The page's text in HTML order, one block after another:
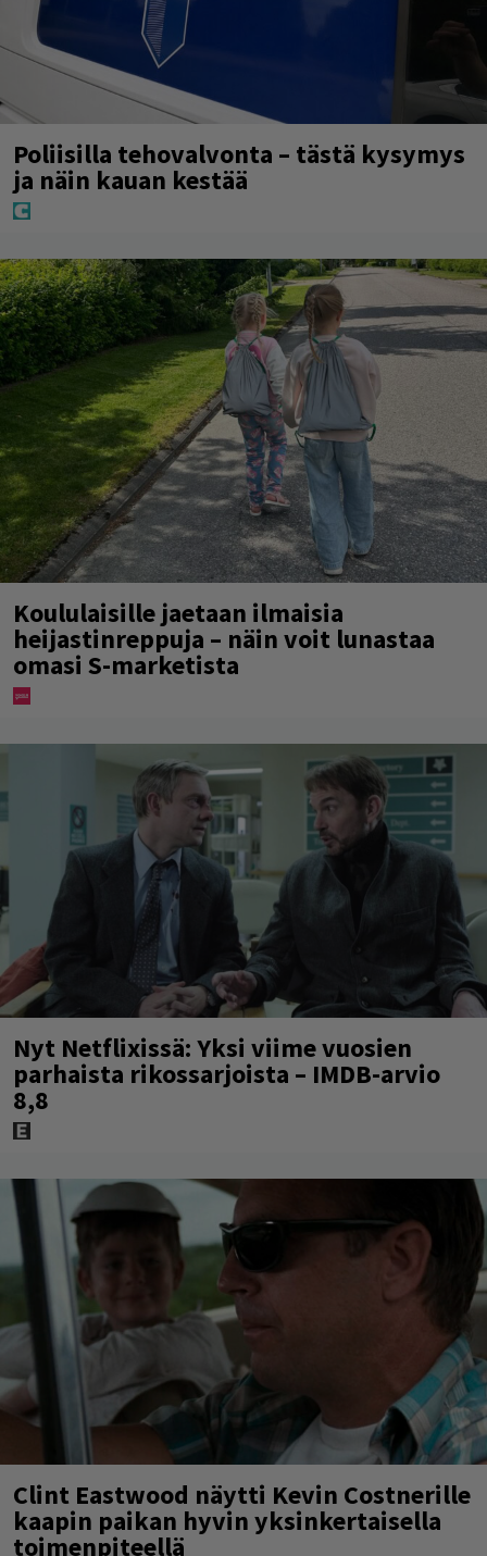
Poliisilla tehovalvonta – tästä kysymys
ja näin kauan kestää
Koululaisille jaetaan ilmaisia
heijastinreppuja – näin voit lunastaa
omasi S-marketista
Nyt Netflixissä: Yksi viime vuosien
parhaista rikossarjoista – IMDB-arvio
8,8
Clint Eastwood näytti Kevin Costnerille
kaapin paikan hyvin yksinkertaisella
toimenpiteellä